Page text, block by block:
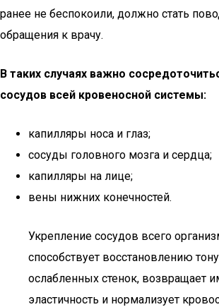
ранее не беспокоили, должно стать
обращения к врачу.
В таких случаях важно
сосудов всей кровеносной системы:
капилляры носа и глаз;
сосуды головного мозга и сердца;
капилляры на лице;
вены нижних конечностей.
Укрепление сосудов всего
способствует восстановлению
ослабленных стенок,
эластичность и нормализует